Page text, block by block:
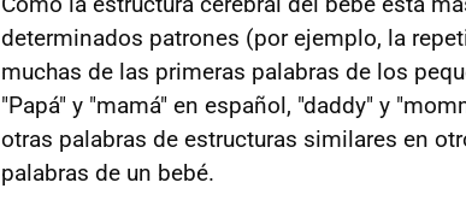
determinados patrones (por ejemplo, la
muchas de las primeras palabras de los
"Papá" y "mamá" en español, "daddy" y
otras palabras de estructuras similares en
palabras de un bebé.